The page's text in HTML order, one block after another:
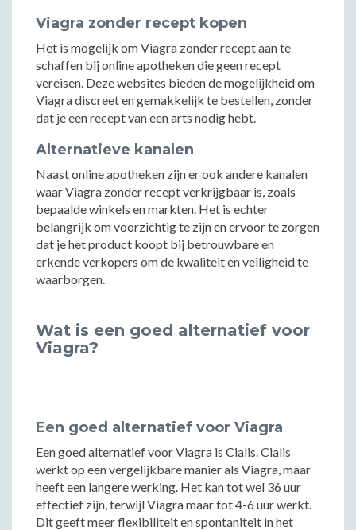
Viagra zonder recept kopen
Het is mogelijk om Viagra zonder recept aan te
schaffen bij online apotheken die geen recept
vereisen. Deze websites bieden de mogelijkheid om
Viagra discreet en gemakkelijk te bestellen, zonder
dat je een recept van een arts nodig hebt.
Alternatieve kanalen
Naast online apotheken zijn er ook andere kanalen
waar Viagra zonder recept verkrijgbaar is, zoals
bepaalde winkels en markten. Het is echter
belangrijk om voorzichtig te zijn en ervoor te zorgen
dat je het product koopt bij betrouwbare en
erkende verkopers om de kwaliteit en veiligheid te
waarborgen.
Wat is een goed alternatief voor
Viagra?
Een goed alternatief voor Viagra
Een goed alternatief voor Viagra is Cialis. Cialis
werkt op een vergelijkbare manier als Viagra, maar
heeft een langere werking. Het kan tot wel 36 uur
effectief zijn, terwijl Viagra maar tot 4-6 uur werkt.
Dit geeft meer flexibiliteit en spontaniteit in het